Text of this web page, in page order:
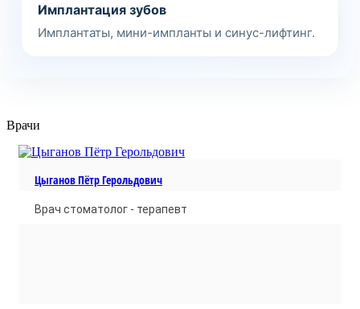
Имплантация зубов
Имплантаты, мини-импланты и синус-лифтинг.
Врачи
Цыганов Пётр Герольдович
Врач стоматолог - терапевт